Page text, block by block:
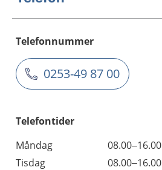
Telefonnummer
0253-49 87 00
Telefontider
Måndag
08.00–16.00
Tisdag
08.00–16.00